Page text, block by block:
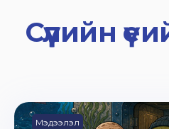
Сүүлийн
Мэдээлэл